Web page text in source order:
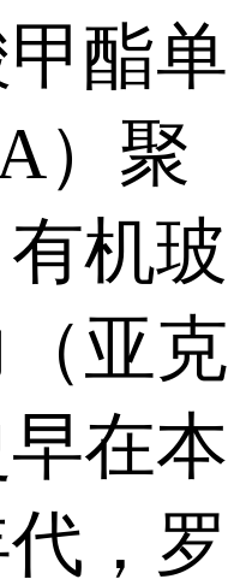
酯单
）聚
机玻
亚克
在本
，罗